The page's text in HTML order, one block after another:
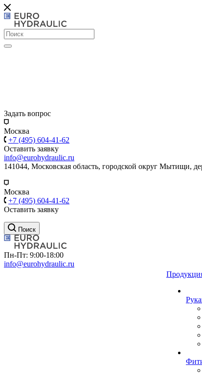
Задать вопрос
Москва
+7 (495) 604-41-62
Оставить заявку
info@eurohydraulic.ru
141044, Московская область, городской округ Мытищи,
Москва
+7 (495) 604-41-62
Оставить заявку
Поиск
Пн-Пт: 9:00-18:00
info@eurohydraulic.ru